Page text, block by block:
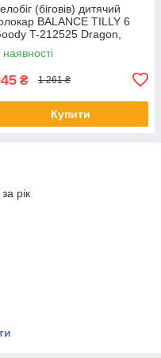
(біговів) дитячий
BALANCE TILLY 6
T-212525 Dragon,
EVA колеса
наявності
₴ 1 261 ₴
Купити
рік